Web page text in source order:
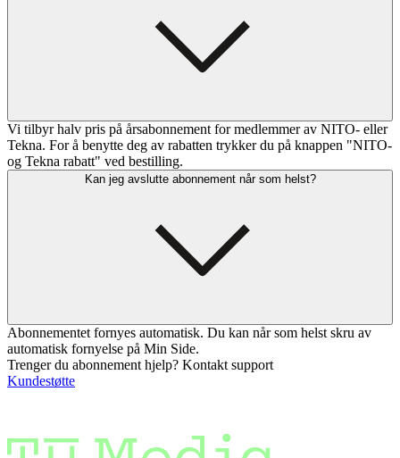
Vi tilbyr halv pris på årsabonnement for medlemmer av NITO- eller
Tekna. For å benytte deg av rabatten trykker du på knappen "NITO-
og Tekna rabatt" ved bestilling.
Kan jeg avslutte abonnement når som helst?
Abonnementet fornyes automatisk. Du kan når som helst skru av
automatisk fornyelse på Min Side.
Trenger du abonnement hjelp? Kontakt support
Kundestøtte